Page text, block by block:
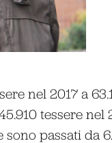
nel 2017 a
tessere
passati da